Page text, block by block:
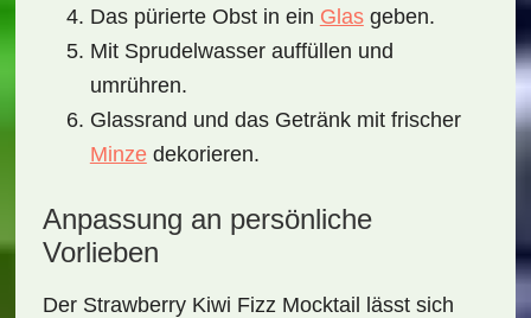
Das pürierte Obst in ein Glasgeben.
Mit Sprudelwasser auffüllen und
umrühren.
Glassrand und das Getränk mit frischer
Minzedekorieren.
Anpassung an persönliche
Vorlieben
Der Strawberry Kiwi Fizz Mocktail
lässt sich